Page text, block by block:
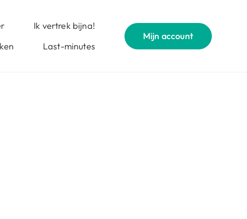
Ik vertrek bijna!
Last-minutes
Mijn account